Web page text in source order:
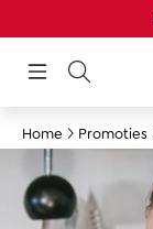
Home Promoties